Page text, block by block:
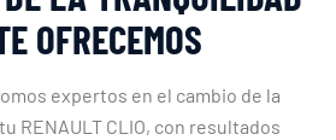
OFRECEMOS
expertos en el cambio de la
RENAULT CLIO, con resultados